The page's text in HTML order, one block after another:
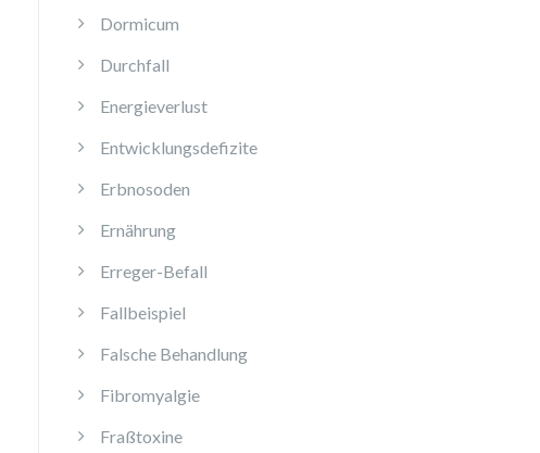
Dormicum
Durchfall
Energieverlust
Entwicklungsdefizite
Erbnosoden
Ernährung
Erreger-Befall
Fallbeispiel
Falsche Behandlung
Fibromyalgie
Fraßtoxine